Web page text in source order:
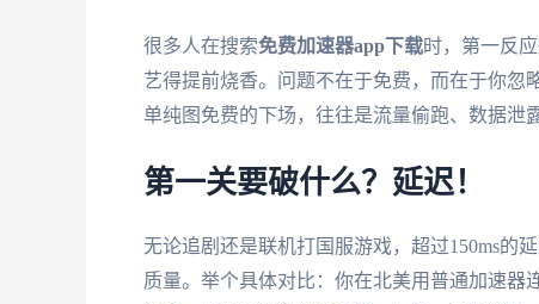
很多人在搜索免费加速器app下载时，第一反
艺得提前烧香。问题不在于免费，而在于你忽
单纯图免费的下场，往往是流量偷跑、数据泄
第一关要破什么？延迟！
无论追剧还是联机打国服游戏，超过150ms的
质量。举个具体对比：你在北美用普通加速器